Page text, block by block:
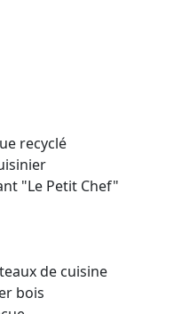
recyclé
"Le Petit Chef"
de cuisine
bois